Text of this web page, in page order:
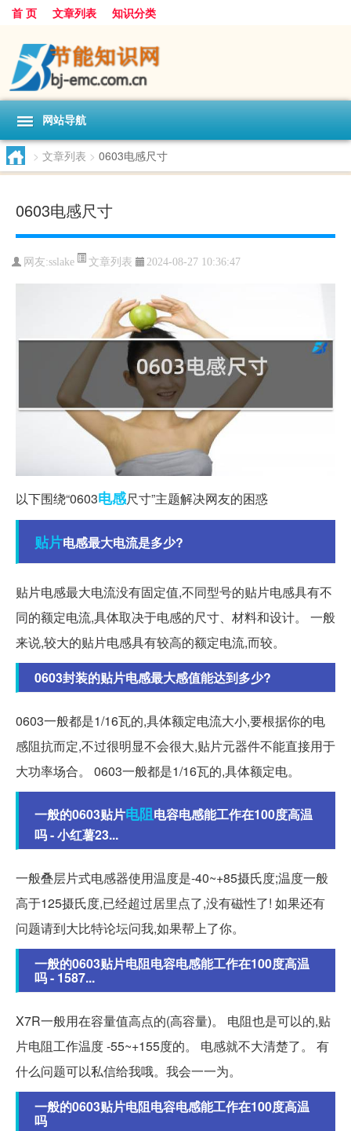
首 页 文章列表 知识分类
网站导航
> 文章列表 > 0603电感尺寸
0603电感尺寸
网友:sslake 文章列表 2024-08-27 10:36:47
以下围绕“0603电感尺寸”主题解决网友的困惑
贴片电感最大电流是多少?
贴片电感最大电流没有固定值,不同型号的贴片电感具有不
同的额定电流,具体取决于电感的尺寸、材料和设计。 一般
来说,较大的贴片电感具有较高的额定电流,而较。
0603封装的贴片电感最大感值能达到多少?
0603一般都是1/16瓦的,具体额定电流大小,要根据你的电
感阻抗而定,不过很明显不会很大,贴片元器件不能直接用于
大功率场合。 0603一般都是1/16瓦的,具体额定电。
一般的0603贴片电阻电容电感能工作在100度高温
吗 - 小红薯23...
一般叠层片式电感器使用温度是-40~+85摄氏度;温度一般
高于125摄氏度,已经超过居里点了,没有磁性了! 如果还有
问题请到大比特论坛问我,如果帮上了你。
一般的0603贴片电阻电容电感能工作在100度高温
吗 - 1587...
X7R一般用在容量值高点的(高容量)。 电阻也是可以的,贴
片电阻工作温度 -55~+155度的。 电感就不大清楚了。 有
什么问题可以私信给我哦。我会一一为。
一般的0603贴片电阻电容电感能工作在100度高温
吗